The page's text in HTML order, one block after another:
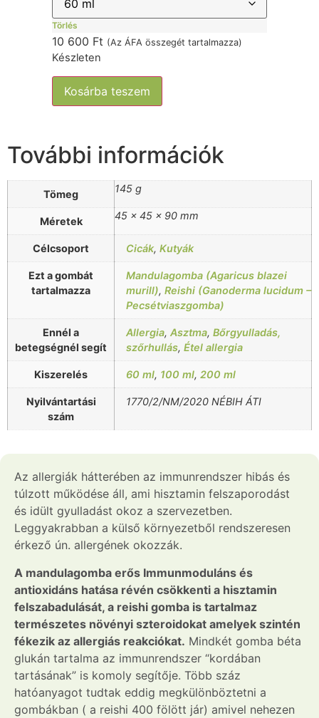
Törlés
10 600 Ft (Az ÁFA összegét tartalmazza)
Készleten
Kosárba teszem
További információk
Tömeg 145 g
Méretek 45 × 45 × 90 mm
Célcsoport Cicák, Kutyák
Ezt a gombát
tartalmazza
Mandulagomba (Agaricus blazei
murill), Reishi (Ganoderma lucidum –
Pecsétviaszgomba)
Ennél a
betegségnél segít
Allergia, Asztma, Bőrgyulladás,
szőrhullás, Étel allergia
Kiszerelés 60 ml, 100 ml, 200 ml
Nyilvántartási
szám
1770/2/NM/2020 NÉBIH ÁTI
Az allergiák hátterében az immunrendszer hibás és
túlzott működése áll, ami hisztamin felszaporodást
és idült gyulladást okoz a szervezetben.
Leggyakrabban a külső környezetből rendszeresen
érkező ún. allergének okozzák.
A mandulagomba erős Immunmoduláns és
antioxidáns hatása révén csökkenti a hisztamin
felszabadulását, a reishi gomba is tartalmaz
természetes növényi szteroidokat amelyek szintén
fékezik az allergiás reakciókat. Mindkét gomba béta
glukán tartalma az immunrendszer “kordában
tartásának” is komoly segítője. Több száz
hatóanyagot tudtak eddig megkülönböztetni a
gombákban ( a reishi 400 fölött jár) amivel nehezen